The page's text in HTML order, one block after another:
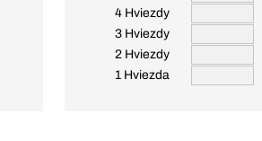
4 Hviezdy
3 Hviezdy
2 Hviezdy
1 Hviezda